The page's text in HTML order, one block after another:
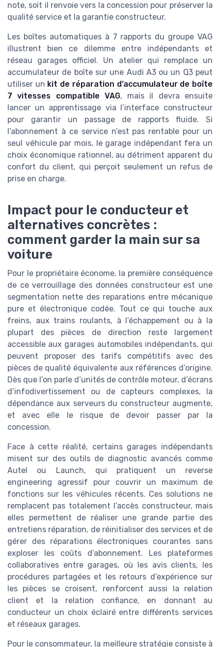
note, soit il renvoie vers la concession pour préserver la
qualité service et la garantie constructeur.
Les boîtes automatiques à 7 rapports du groupe VAG
illustrent bien ce dilemme entre indépendants et
réseau garages officiel. Un atelier qui remplace un
accumulateur de boîte sur une Audi A3 ou un Q3 peut
utiliser un kit de réparation d’accumulateur de boîte
7 vitesses compatible VAG, mais il devra ensuite
lancer un apprentissage via l’interface constructeur
pour garantir un passage de rapports fluide. Si
l’abonnement à ce service n’est pas rentable pour un
seul véhicule par mois, le garage indépendant fera un
choix économique rationnel, au détriment apparent du
confort du client, qui perçoit seulement un refus de
prise en charge.
Impact pour le conducteur et
alternatives concrètes :
comment garder la main sur sa
voiture
Pour le propriétaire économe, la première conséquence
de ce verrouillage des données constructeur est une
segmentation nette des reparations entre mécanique
pure et électronique codée. Tout ce qui touche aux
freins, aux trains roulants, à l’échappement ou à la
plupart des pièces de direction reste largement
accessible aux garages automobiles indépendants, qui
peuvent proposer des tarifs compétitifs avec des
pièces de qualité équivalente aux références d’origine.
Dès que l’on parle d’unités de contrôle moteur, d’écrans
d’infodivertissement ou de capteurs complexes, la
dépendance aux serveurs du constructeur augmente,
et avec elle le risque de devoir passer par la
concession.
Face à cette réalité, certains garages indépendants
misent sur des outils de diagnostic avancés comme
Autel ou Launch, qui pratiquent un reverse
engineering agressif pour couvrir un maximum de
fonctions sur les véhicules récents. Ces solutions ne
remplacent pas totalement l’accès constructeur, mais
elles permettent de réaliser une grande partie des
entretiens réparation, de réinitialiser des services et de
gérer des réparations électroniques courantes sans
exploser les coûts d’abonnement. Les plateformes
collaboratives entre garages, où les avis clients, les
procédures partagées et les retours d’expérience sur
les pièces se croisent, renforcent aussi la relation
client et la relation confiance, en donnant au
conducteur un choix éclairé entre différents services
et réseaux garages.
Pour le consommateur, la meilleure stratégie consiste à